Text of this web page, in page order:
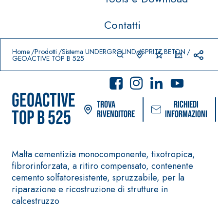
Contatti
Home Prodotti Sistema UNDERGROUND SPRITZ BETON
GEOACTIVE TOP B 525
GEOACTIVE
TOP B 525
Trova
rivenditore
Richiedi
informazioni
Malta cementizia monocomponente, tixotropica,
fibrorinforzata, a ritiro compensato, contenente
cemento solfatoresistente, spruzzabile, per la
riparazione e ricostruzione di strutture in
calcestruzzo
Prodotti in primo piano
Sistema POSA PAVIMENTI E
RIVESTIMENTI
AQUAZ
IP ®
–
IMPERMEABILIZZA
NTI
Sistema
PITTURE
SICURA G3